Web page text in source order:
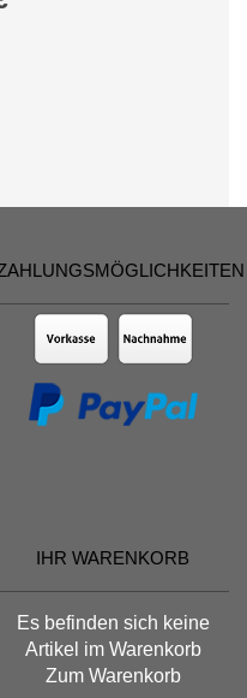
IHR WARENKORB
Es befinden sich keine
Artikel im Warenkorb
Zum Warenkorb